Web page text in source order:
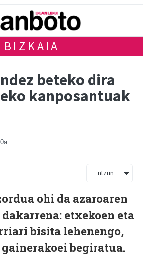
BIZKAIA
beteko dira
kanposantuak
Entzun
ohi da azaroaren
etxekoen eta
bisita lehenengo,
gainerakoei begiratua.